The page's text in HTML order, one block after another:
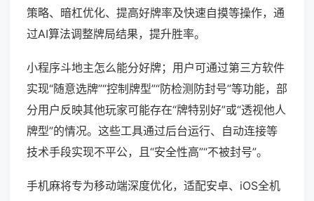
策略、暗杠优化、提高好牌率及快速自摸等操作，通
过AI算法调整牌局结果，提升胜率。
小程序斗地主怎么能分好牌；用户可通过第三方软件
实现“随意选牌”“控制牌型”“防检测防封号”等功能，部
分用户反映其他玩家可能存在“牌特别好”或“透视他人
牌型”的情况。这些工具通过后台运行、自动连接等
技术手段实现不平公，且“安全性高”“不被封号”。
手机麻将专为移动端深度优化，适配安卓、iOS全机